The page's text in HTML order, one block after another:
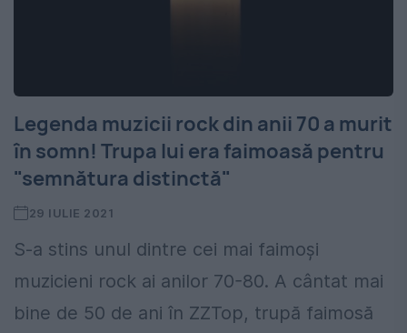
Legenda muzicii rock din anii 70 a murit
în somn! Trupa lui era faimoasă pentru
"semnătura distinctă"
29 IULIE 2021
S-a stins unul dintre cei mai faimoși
muzicieni rock ai anilor 70-80. A cântat mai
bine de 50 de ani în ZZTop, trupă faimosă